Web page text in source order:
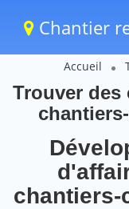
Chantier
Accueil
Trouver des
chantiers-